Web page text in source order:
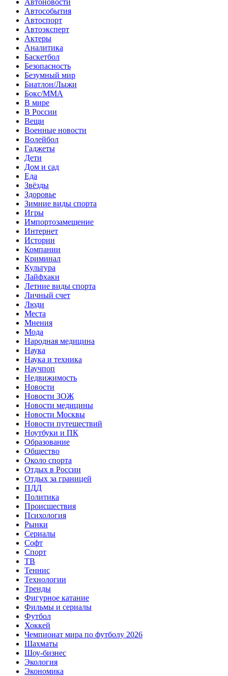
Автособытия
Автоспорт
Автоэксперт
Актеры
Аналитика
Баскетбол
Безопасность
Безумный мир
Биатлон/Лыжи
Бокс/MMA
В мире
В России
Вещи
Военные новости
Волейбол
Гаджеты
Дети
Дом и сад
Еда
Звёзды
Здоровье
Зимние виды спорта
Игры
Импортозамещение
Интернет
Истории
Компании
Криминал
Культура
Лайфхаки
Летние виды спорта
Личный счет
Люди
Места
Мнения
Мода
Народная медицина
Наука
Наука и техника
Научпоп
Недвижимость
Новости
Новости ЗОЖ
Новости медицины
Новости Москвы
Новости путешествий
Ноутбуки и ПК
Образование
Общество
Около спорта
Отдых в России
Отдых за границей
ПДД
Политика
Происшествия
Психология
Рынки
Сериалы
Софт
Спорт
ТВ
Теннис
Технологии
Тренды
Фигурное катание
Фильмы и сериалы
Футбол
Хоккей
Чемпионат мира по футболу 2026
Шахматы
Шоу-бизнес
Экология
Экономика